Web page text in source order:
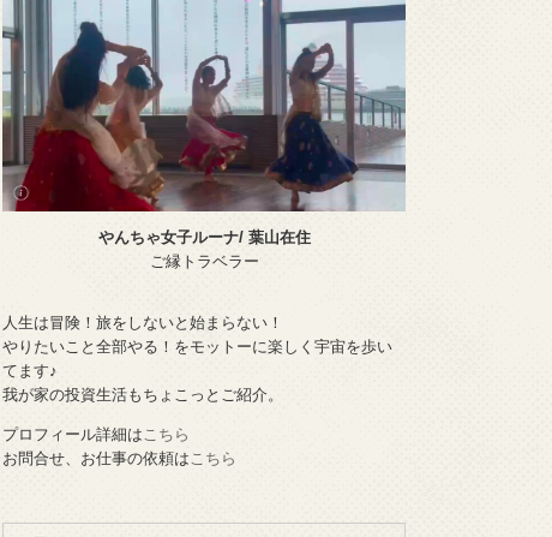
やんちゃ女子ルーナ/ 葉山在住
ご縁トラベラー
人生は冒険！旅をしないと始まらない！
やりたいこと全部やる！をモットーに楽しく宇宙を歩い
てます♪
我が家の投資生活もちょこっとご紹介。
プロフィール詳細は こちら
お問合せ、お仕事の依頼は こちら